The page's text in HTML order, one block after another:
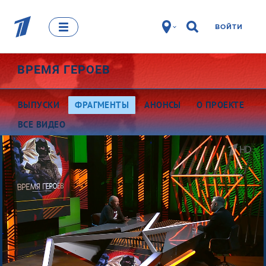
ВОЙТИ
ВРЕМЯ ГЕРОЕВ
ВЫПУСКИ ФРАГМЕНТЫ АНОНСЫ
О ПРОЕКТЕ
ВСЕ ВИДЕО